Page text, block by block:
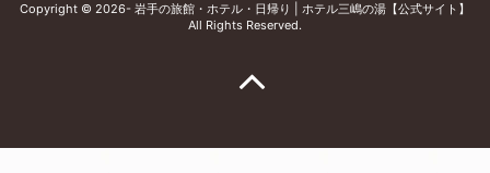
Copyright © 2026- 岩手の旅館・ホテル・日帰り | ホテル三嶋の湯【公式サイト】
All Rights Reserved.